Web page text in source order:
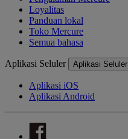
Loyalitas
Panduan lokal
Toko Mercure
Semua bahasa
Aplikasi Seluler Aplikasi Seluler
Aplikasi iOS
Aplikasi Android